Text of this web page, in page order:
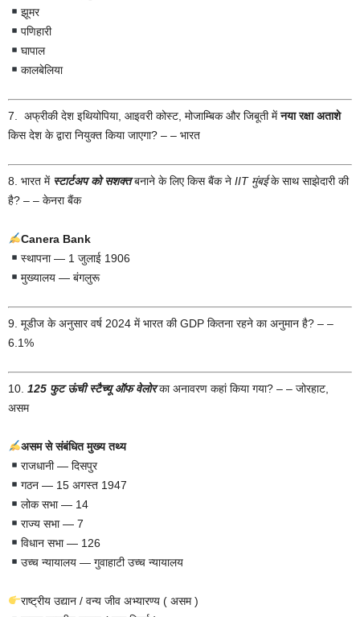
झूमर
पणिहारी
घापाल
कालबेलिया
7. अफ्रीकी देश इथियोपिया, आइवरी कोस्ट, मोजाम्बिक और जिबूती मेंनया रक्षा अताशे
किस देश के द्वारा नियुक्त किया जाएगा? – – भारत
8. भारत में स्टार्टअप को सशक्तबनाने के लिए किस बैंक ने IIT मुंबईके साथ साझेदारी की
है? – – केनरा बैंक
Canera Bank
स्थापना — 1 जुलाई 1906
मुख्यालय — बंगलुरू
9. मूडीज के अनुसार वर्ष 2024 में भारत की GDP कितना रहने का अनुमान है? – –
6.1%
10. 125 फुट ऊंची स्टैच्यूऑफ वेलोरका अनावरण कहां किया गया? – – जोरहाट,
असम
असम से संबंधित मुख्य तथ्य
राजधानी — दिसपुर
गठन — 15 अगस्त 1947
लोक सभा — 14
राज्य सभा — 7
विधान सभा — 126
उच्च न्यायालय — गुवाहाटी उच्च न्यायालय
राष्ट्रीय उद्यान / वन्य जीव अभ्यारण्य ( असम )